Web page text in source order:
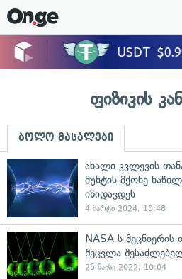
ფიზიკის
ბოლო მასალები
ახალი კვლევის
მუხტის მქონე
იზიდავდეს
4 მარტი 2024, 10:48
NASA-ს მეცნიერის
შეცვლა
25 მაისი 2022, 10:04